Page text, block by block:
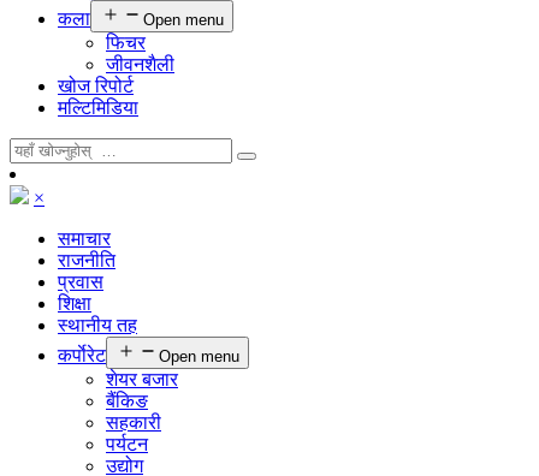
कला
Open menu
फिचर
जीवनशैली
खोज रिपोर्ट
मल्टिमिडिया
×
समाचार
राजनीति
प्रवास
शिक्षा
स्थानीय तह
कर्पाेरेट
Open menu
शेयर बजार
बैंकिङ
सहकारी
पर्यटन
उद्योग